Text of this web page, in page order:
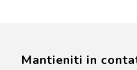
Mantieniti in